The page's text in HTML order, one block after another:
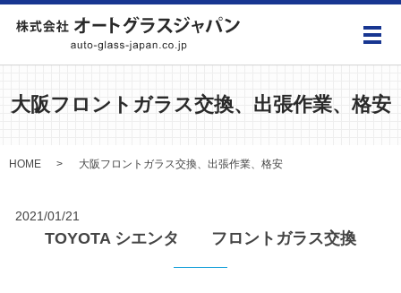
メ
大阪フロントガラス交換、出張作業、格安
HOME 大阪フロントガラス交換、出張作業、格安
2021/01/21
TOYOTA シエンタ フロントガラス交換